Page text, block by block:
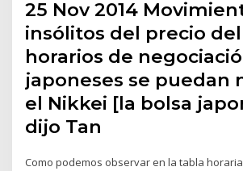
25 Nov 2014
insólitos del precio
horarios de
japoneses se puedan
el Nikkei [la bolsa
dijo Tan
Como podemos observar en la tabla